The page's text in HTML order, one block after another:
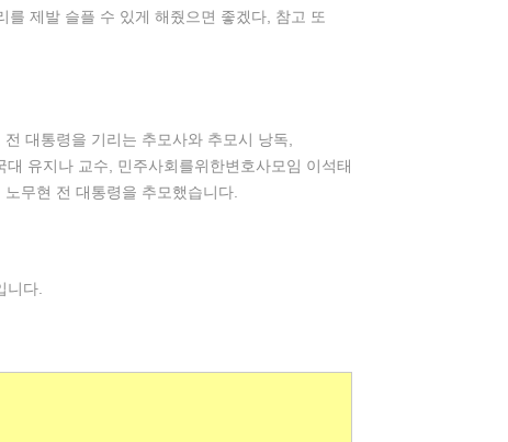
제발 슬플 수 있게 해줬으면 좋겠다, 참고 또
대통령을 기리는 추모사와 추모시 낭독,
유지나 교수, 민주사회를위한변호사모임 이석태
무현 전 대통령을 추모했습니다.
니다.